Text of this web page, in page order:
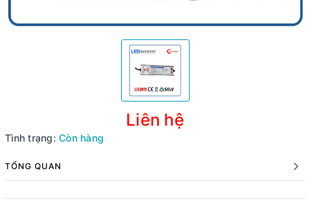
Liên hệ
Tình trạng: Còn hàng
TỔNG QUAN